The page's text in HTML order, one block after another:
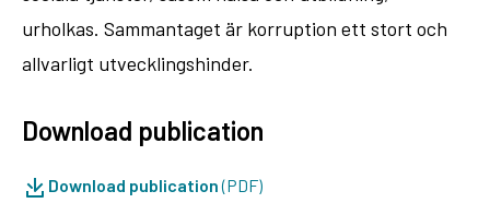
urholkas. Sammantaget är korruption ett stort och
allvarligt utvecklingshinder.
Download publication
Download publication(PDF)